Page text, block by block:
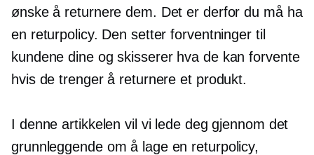
ønske å returnere dem. Det er derfor du må ha
en returpolicy. Den setter forventninger til
kundene dine og skisserer hva de kan forvente
hvis de trenger å returnere et produkt.
I denne artikkelen vil vi lede deg gjennom det
grunnleggende om å lage en returpolicy,